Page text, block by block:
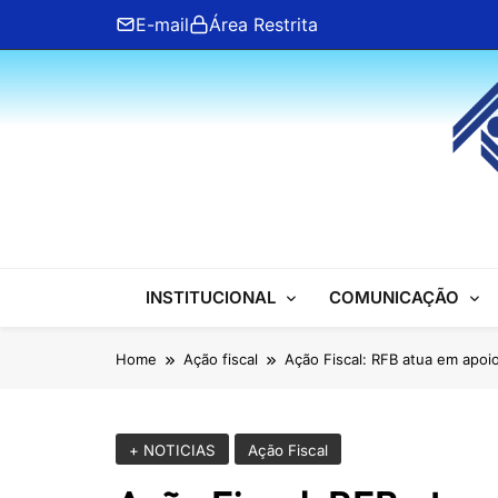
content
E-mail Área Restrita
ANFIP Nacional
INSTITUCIONAL COMUNICAÇÃO
Home Ação fiscal Ação Fiscal: RFB atua em
+ NOTICIAS Ação Fiscal